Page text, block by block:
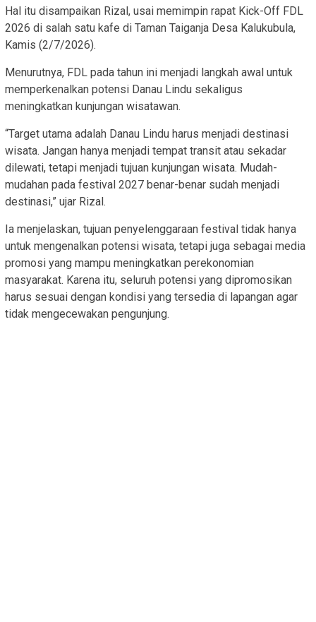
Hal itu disampaikan Rizal, usai memimpin rapat Kick-Off FDL
2026 di salah satu kafe di Taman Taiganja Desa Kalukubula,
Kamis (2/7/2026).
Menurutnya, FDL pada tahun ini menjadi langkah awal untuk
memperkenalkan potensi Danau Lindu sekaligus
meningkatkan kunjungan wisatawan.
“Target utama adalah Danau Lindu harus menjadi destinasi
wisata. Jangan hanya menjadi tempat transit atau sekadar
dilewati, tetapi menjadi tujuan kunjungan wisata. Mudah-
mudahan pada festival 2027 benar-benar sudah menjadi
destinasi,” ujar Rizal.
Ia menjelaskan, tujuan penyelenggaraan festival tidak hanya
untuk mengenalkan potensi wisata, tetapi juga sebagai media
promosi yang mampu meningkatkan perekonomian
masyarakat. Karena itu, seluruh potensi yang dipromosikan
harus sesuai dengan kondisi yang tersedia di lapangan agar
tidak mengecewakan pengunjung.